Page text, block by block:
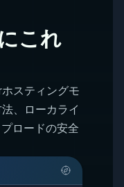
これ
スティングモ
、ローカライ
ロードの安全